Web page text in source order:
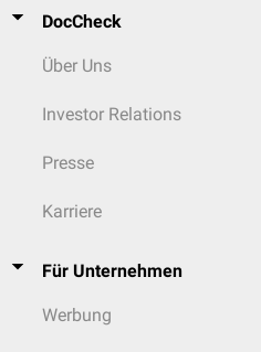
DocCheck
Über Uns
Investor Relations
Presse
Karriere
Für Unternehmen
Werbung